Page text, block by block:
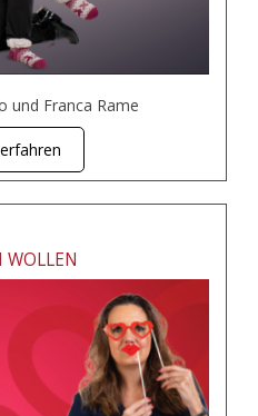
und Franca Rame
WOLLEN